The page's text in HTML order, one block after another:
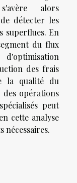
alors
détecter les
superflues. En
du flux
des frais
la qualité du
opérations
peut
cette analyse
nécessaires.